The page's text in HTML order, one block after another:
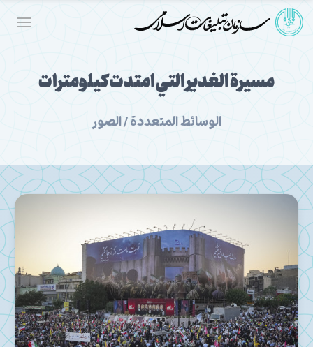
مسيرة الغدير التي امتدت كيلومترات
الوسائط المتعددة / الصور